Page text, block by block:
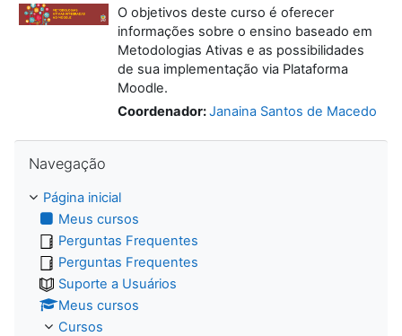
O objetivos deste curso é oferecer
informações sobre o ensino baseado em
Metodologias Ativas e as possibilidades
de sua implementação via Plataforma
Moodle.
Coordenador:Janaina Santos de Macedo
Navegação
Página inicial
Meus cursos
Perguntas Frequentes
Perguntas Frequentes
Suporte a Usuários
Meus cursos
Cursos